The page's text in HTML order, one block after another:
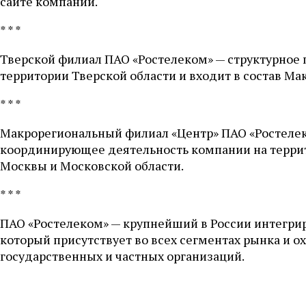
* * *
Тверской филиал ПАО «Ростелеком» —
территории Тверской области и входит в состав
* * *
Макрорегиональный филиал «Центр» ПАО
координирующее деятельность компании на
Москвы и Московской области.
* * *
ПАО «Ростелеком» — крупнейший в России
который присутствует во всех сегментах рынка и
государственных и частных организаций.